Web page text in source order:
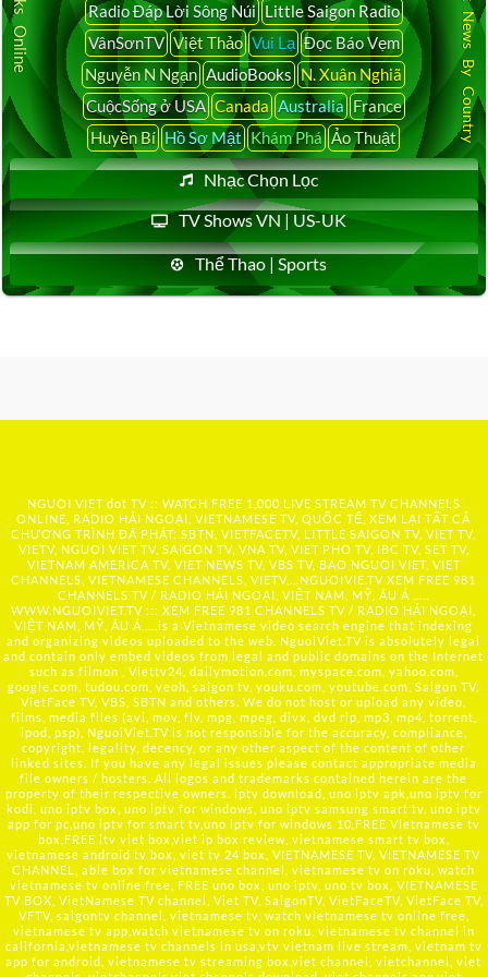
Radio Đáp Lời Sông Núi Little Saigon Radio
VânSơnTV Việt Thảo Vui Lạ Đọc Báo Vẹm
Nguyễn N Ngạn AudioBooks N. Xuân Nghiã
CuộcSống ở USA Canada Australia France
Huyền Bí Hồ Sơ Mật Khám Phá Ảo Thuật
Nhạc Chọn Lọc
TV Shows VN | US-UK
Thể Thao | Sports
Latest News By Country
NGUOI VIET dot TV :: WATCH FREE 1,000 LIVE STREAM TV CHANNELS
ONLINE, RADIO HẢI NGOẠI, VIETNAMESE TV, QUỐC TẾ, XEM LẠI TẤT CẢ
CHƯƠNG TRÌNH ĐÃ PHÁT: SBTN, VIETFACETV, LITTLE SAIGON TV, VIET TV,
VIETV, NGUOI VIET TV, SAIGON TV, VNA TV, VIET PHO TV, IBC TV, SET TV,
VIETNAM AMERICA TV, VIET NEWS TV, VBS TV, BAO NGUOI VIET, VIET
CHANNELS, VIETNAMESE CHANNELS, VIETV,... NGUOIVIE.TV XEM FREE 981
CHANNELS TV / RADIO HẢI NGOẠI, VIỆT NAM, MỸ, ÂU Á …..
WWW.NGUOIVIET.TV ::: XEM FREE 981 CHANNELS TV / RADIO HẢI NGOẠI,
VIỆT NAM, MỸ, ÂU Á ….is a Vietnamese video search engine that indexing
and organizing videos uploaded to the web. NguoiViet.TV is absolutely legal
and contain only embed videos from legal and public domains on the Internet
such as filmon , Viettv24, dailymotion.com, myspace.com, yahoo.com,
google.com, tudou.com, veoh, saigon tv, youku.com, youtube.com, Saigon TV,
VietFace TV, VBS, SBTN and others. We do not host or upload any video,
films, media files (avi, mov, flv, mpg, mpeg, divx, dvd rip, mp3, mp4, torrent,
ipod, psp), NguoiViet.TV is not responsible for the accuracy, compliance,
copyright, legality, decency, or any other aspect of the content of other
linked sites. If you have any legal issues please contact appropriate media
file owners / hosters. All logos and trademarks contained herein are the
property of their respective owners. iptv download, uno iptv apk,uno iptv for
kodi, uno iptv box, uno iptv for windows, uno iptv samsung smart tv, uno iptv
app for pc,uno iptv for smart tv,uno iptv for windows 10,FREE Vietnamese tv
box,FREE itv viet box,viet ip box review, vietnamese smart tv box,
vietnamese android tv box, viet tv 24 box, VIETNAMESE TV, VIETNAMESE TV
CHANNEL, able box for vietnamese channel, vietnamese tv on roku, watch
vietnamese tv online free, FREE uno box, uno iptv, uno tv box, VIETNAMESE
TV BOX, VietNamese TV channel, Viet TV, SaigonTV, VietFaceTV, VietFace TV,
VFTV, saigontv channel, vietnamese tv, watch vietnamese tv online free,
vietnamese tv app,watch vietnamese tv on roku, vietnamese tv channel in
california,vietnamese tv channels in usa,vtv vietnam live stream, vietnam tv
app for android, vietnamese tv streaming box,viet channel, vietchannel, viet